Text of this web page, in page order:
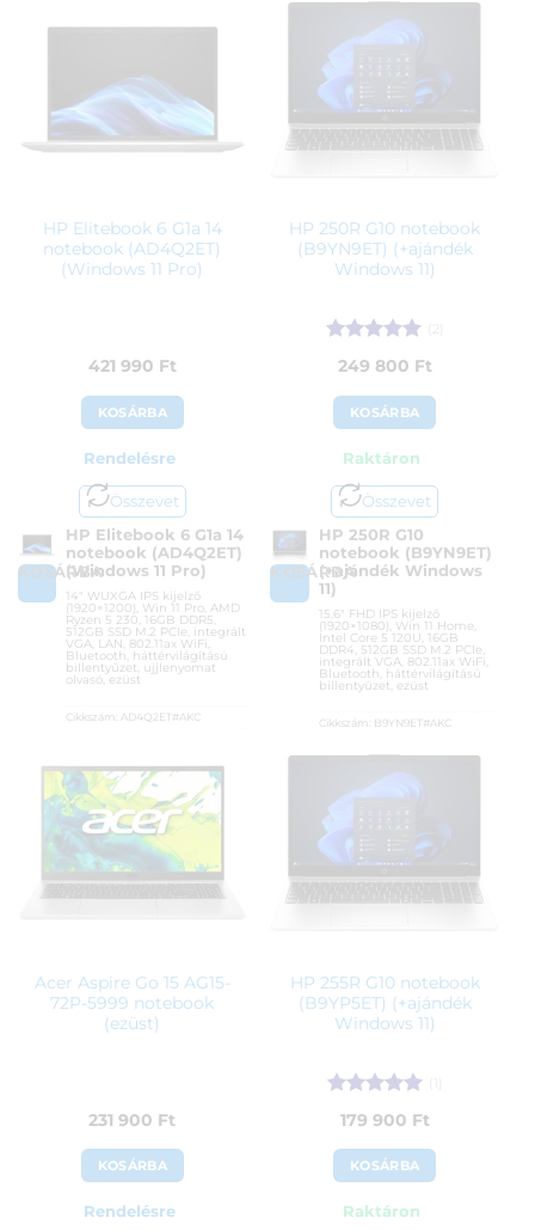
HP Elitebook 6 G1a 14
notebook (AD4Q2ET)
(Windows 11 Pro)
421 990 Ft
KOSÁRBA
Rendelésre
Összevet
KOSÁRBA
HP Elitebook 6 G1a 14
notebook (AD4Q2ET)
(Windows 11 Pro)
14″ WUXGA IPS kijelző
(1920×1200), Win 11 Pro, AMD
Ryzen 5 230, 16GB DDR5,
512GB SSD M.2 PCIe, integrált
VGA, LAN, 802.11ax WiFi,
Bluetooth, háttérvilágítású
billentyűzet, ujjlenyomat
olvasó, ezüst
Cikkszám: AD4Q2ET#AKC
Gyártó:Hewlett Packard
Garanciaidő: 36 hónap
ÁFA:27%
Azonosító:53508
421 990 Ft
HP 250R G10 notebook
(B9YN9ET) (+ajándék
Windows 11)
Értékelés: 5
/ 5
(2)
249 800 Ft
KOSÁRBA
Raktáron
Összevet
KOSÁRBA
HP 250R G10
notebook (B9YN9ET)
(+ajándék Windows
11)
15,6″ FHD IPS kijelző
(1920×1080), Win 11 Home,
Intel Core 5 120U, 16GB
DDR4, 512GB SSD M.2 PCIe,
integrált VGA, 802.11ax WiFi,
Bluetooth, háttérvilágítású
billentyűzet, ezüst
Cikkszám: B9YN9ET#AKC
laptopok
Hewlett Packard
Garanciaidő:
ÁFA:
Azonosító:
54907
249 800Ft
Acer Aspire Go 15 AG15-
72P-5999 notebook
(ezüst)
231 900 Ft
KOSÁRBA
Rendelésre
HP 255R G10 notebook
(B9YP5ET) (+ajándék
Windows 11)
Értékelés: 5
/ 5
179 900 Ft
KOSÁRBA
Raktáron